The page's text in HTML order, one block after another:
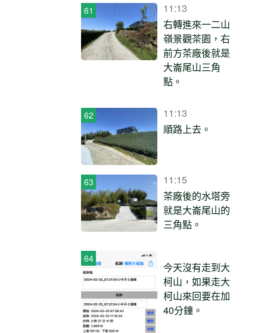
11:13
右轉進來一二山
嶺景觀茶園，右
前方茶廠後就是
大崙尾山三角
點。
11:13
順路上去。
11:15
茶廠後的水塔旁
就是大崙尾山的
三角點。
今天沒有走到大
柯山，如果走大
柯山來回要在加
40分鐘。